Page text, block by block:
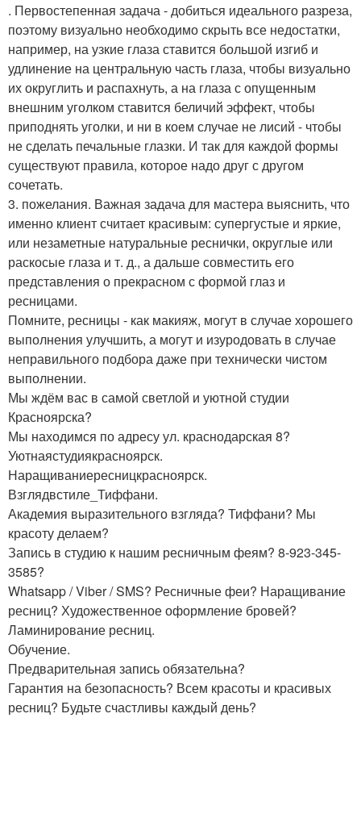
. Первостепенная задача - добиться идеального разреза,
поэтому визуально необходимо скрыть все недостатки,
например, на узкие глаза ставится большой изгиб и
удлинение на центральную часть глаза, чтобы визуально
их округлить и распахнуть, а на глаза с опущенным
внешним уголком ставится беличий эффект, чтобы
приподнять уголки, и ни в коем случае не лисий - чтобы
не сделать печальные глазки. И так для каждой формы
существуют правила, которое надо друг с другом
сочетать.
3. пожелания. Важная задача для мастера выяснить, что
именно клиент считает красивым: супергустые и яркие,
или незаметные натуральные реснички, округлые или
раскосые глаза и т. д., а дальше совместить его
представления о прекрасном с формой глаз и
ресницами.
Помните, ресницы - как макияж, могут в случае хорошего
выполнения улучшить, а могут и изуродовать в случае
неправильного подбора даже при технически чистом
выполнении.
Мы ждём вас в самой светлой и уютной студии
Красноярска?
Мы находимся по адресу ул. краснодарская 8?
Уютнаястудиякрасноярск.
Наращиваниересницкрасноярск.
Взглядвстиле_Тиффани.
Академия выразительного взгляда? Тиффани? Мы
красоту делаем?
Запись в студию к нашим ресничным феям? 8-923-345-
3585?
Whatsapp / Viber / SMS? Ресничные феи? Наращивание
ресниц? Художественное оформление бровей?
Ламинирование ресниц.
Обучение.
Предварительная запись обязательна?
Гарантия на безопасность? Всем красоты и красивых
ресниц? Будьте счастливы каждый день?